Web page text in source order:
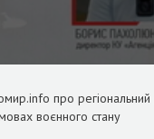
про регіональний
воєнного стану